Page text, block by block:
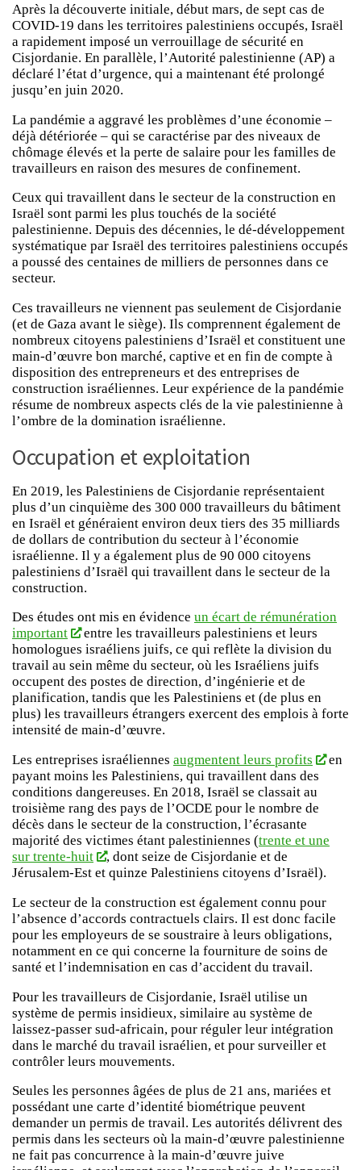
Après la découverte initiale, début mars, de sept cas de
COVID-19 dans les territoires palestiniens occupés, Israël
a rapidement imposé un verrouillage de sécurité en
Cisjordanie. En parallèle, l’Autorité palestinienne (AP) a
déclaré l’état d’urgence, qui a maintenant été prolongé
jusqu’en juin 2020.
La pandémie a aggravé les problèmes d’une économie –
déjà détériorée – qui se caractérise par des niveaux de
chômage élevés et la perte de salaire pour les familles de
travailleurs en raison des mesures de confinement.
Ceux qui travaillent dans le secteur de la construction en
Israël sont parmi les plus touchés de la société
palestinienne. Depuis des décennies, le dé-développement
systématique par Israël des territoires palestiniens occupés
a poussé des centaines de milliers de personnes dans ce
secteur.
Ces travailleurs ne viennent pas seulement de Cisjordanie
(et de Gaza avant le siège). Ils comprennent également de
nombreux citoyens palestiniens d’Israël et constituent une
main-d’œuvre bon marché, captive et en fin de compte à
disposition des entrepreneurs et des entreprises de
construction israéliennes. Leur expérience de la pandémie
résume de nombreux aspects clés de la vie palestinienne à
l’ombre de la domination israélienne.
Occupation et exploitation
En 2019, les Palestiniens de Cisjordanie représentaient
plus d’un cinquième des 300 000 travailleurs du bâtiment
en Israël et généraient environ deux tiers des 35 milliards
de dollars de contribution du secteur à l’économie
israélienne. Il y a également plus de 90 000 citoyens
palestiniens d’Israël qui travaillent dans le secteur de la
construction.
Des études ont mis en évidence un écart de rémunération
important
entre les travailleurs palestiniens et leurs
homologues israéliens juifs, ce qui reflète la division du
travail au sein même du secteur, où les Israéliens juifs
occupent des postes de direction, d’ingénierie et de
planification, tandis que les Palestiniens et (de plus en
plus) les travailleurs étrangers exercent des emplois à forte
intensité de main-d’œuvre.
Les entreprises israéliennes augmentent leurs profits
en
payant moins les Palestiniens, qui travaillent dans des
conditions dangereuses. En 2018, Israël se classait au
troisième rang des pays de l’OCDE pour le nombre de
décès dans le secteur de la construction, l’écrasante
majorité des victimes étant palestiniennes (trente et une
sur trente-huit
, dont seize de Cisjordanie et de
Jérusalem-Est et quinze Palestiniens citoyens d’Israël).
Le secteur de la construction est également connu pour
l’absence d’accords contractuels clairs. Il est donc facile
pour les employeurs de se soustraire à leurs obligations,
notamment en ce qui concerne la fourniture de soins de
santé et l’indemnisation en cas d’accident du travail.
Pour les travailleurs de Cisjordanie, Israël utilise un
système de permis insidieux, similaire au système de
laissez-passer sud-africain, pour réguler leur intégration
dans le marché du travail israélien, et pour surveiller et
contrôler leurs mouvements.
Seules les personnes âgées de plus de 21 ans, mariées et
possédant une carte d’identité biométrique peuvent
demander un permis de travail. Les autorités délivrent des
permis dans les secteurs où la main-d’œuvre palestinienne
ne fait pas concurrence à la main-d’œuvre juive